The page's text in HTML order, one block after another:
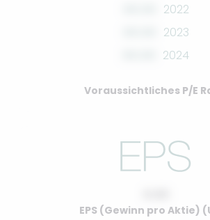
2022
2023
2024
Voraussichtliches P/E
EPS (Gewinn pro Aktie)